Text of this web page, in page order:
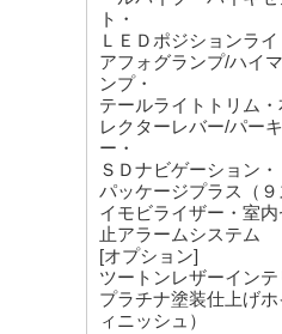
ト・
ＬＥＤポジションラ
アフォグランプ/ハイ
ンプ・
テールライトトリム
レクターレバー/パー
ー・
ＳＤナビゲーション
パッケージプラス（９
イモビライザー・室
止アラームシステム
[オプション]
ツートンレザーインテ
プラチナ塗装仕上げ
ィニッシュ）